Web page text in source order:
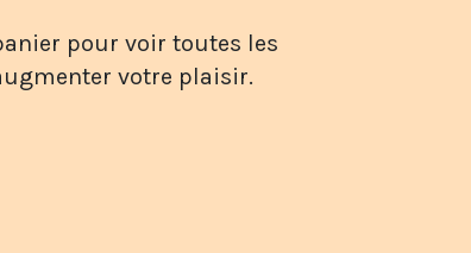
pour voir toutes les
votre plaisir.